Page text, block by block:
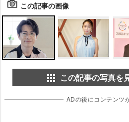
この記事の画像
この記事の写真を
ADの後にコンテンツ